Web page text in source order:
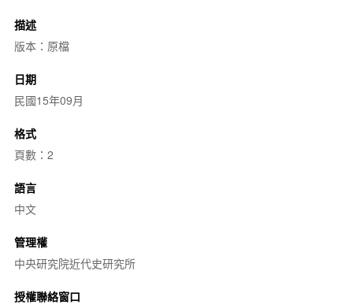
描述
版本：原檔
日期
民國15年09月
格式
頁數：2
語言
中文
管理權
中央研究院近代史研究所
授權聯絡窗口